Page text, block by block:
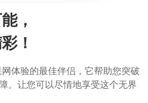
，
！
体验的最佳伴侣，它帮助您突破
。让您可以尽情地享受这个无界